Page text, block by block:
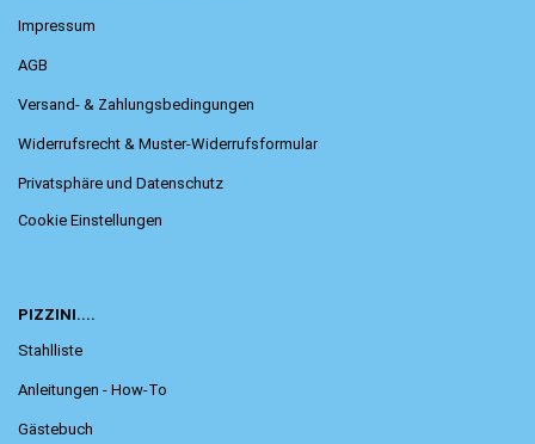
Impressum
AGB
Versand- & Zahlungsbedingungen
Widerrufsrecht & Muster-Widerrufsformular
Privatsphäre und Datenschutz
Cookie Einstellungen
PIZZINI....
Stahlliste
Anleitungen - How-To
Gästebuch